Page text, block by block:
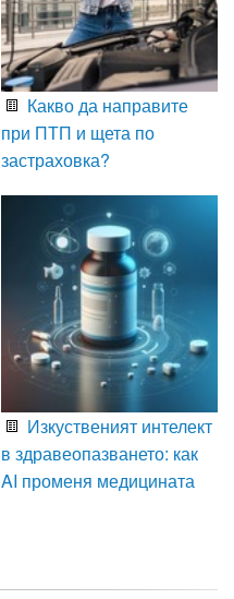
Какво да направите
при ПТП и щета по
застраховка?
Изкуственият интелект
в здравеопазването: как
AI променя медицината